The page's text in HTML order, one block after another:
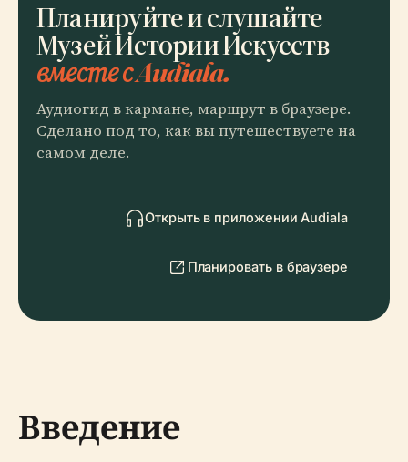
Планируйте и слушайте
Музей Истории Искусств
вместе с Audiala.
Аудиогид в кармане, маршрут в браузере.
Сделано под то, как вы путешествуете на
самом деле.
Открыть в приложении Audiala
Планировать в браузере
Введение